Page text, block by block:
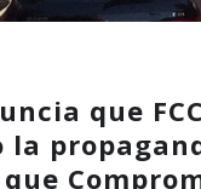
que